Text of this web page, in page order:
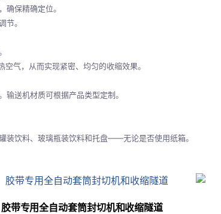
确保精确定位。
节。
气，从而实现紧密、均匀的收缩效果。
送机材质可根据产品类型定制。
装饮料、玻璃瓶装饮料和托盘——无论是否使用纸箱。
胶带专用全自动套筒封切机和收缩隧道